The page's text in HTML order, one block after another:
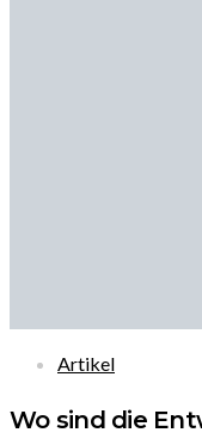
Artikel
Wo sind die